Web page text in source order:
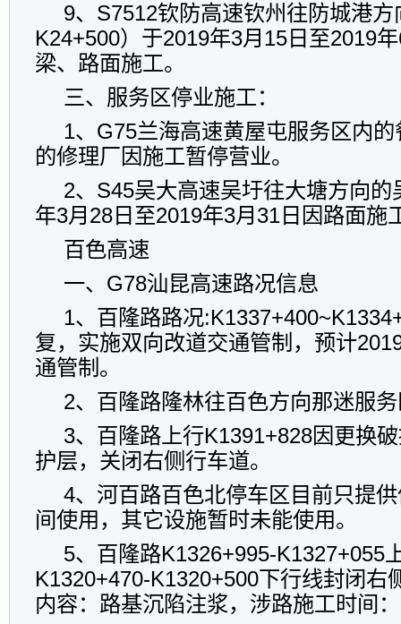
9、S7512钦防高速钦州往防城港方
K24+500）于2019年3月15日至2019
梁、路面施工。
三、服务区停业施工：
1、G75兰海高速黄屋屯服务区内
的修理厂因施工暂停营业。
2、S45吴大高速吴圩往大塘方向的
年3月28日至2019年3月31日因路面施
百色高速
一、G78汕昆高速路况信息
1、百隆路路况
复，实施双向改道交通管制，预计
通管制。
2、百隆路隆林往百色方向那迷服
3、百隆路上行K1391+828因更换
护层，关闭右侧行车道。
4、河百路百色北停车区目前只提
间使用，其它设施暂时未能使用。
5、百隆路K1326+995-K1327+055
K1320+470-K1320+500下行线封闭右
内容：路基沉陷注浆，涉路施工时间